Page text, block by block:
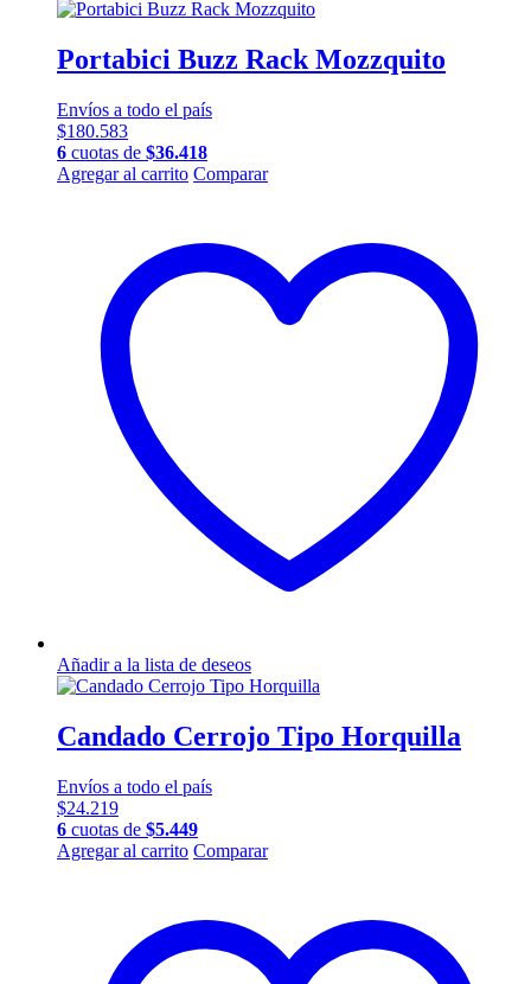
Portabici Buzz Rack Mozzquito
Envíos a todo el país
$180.583
6 cuotas de $36.418
Agregar al carrito Comparar
Añadir a la lista de deseos
Candado Cerrojo Tipo Horquilla
Envíos a todo el país
$24.219
6 cuotas de $5.449
Agregar al carrito Comparar